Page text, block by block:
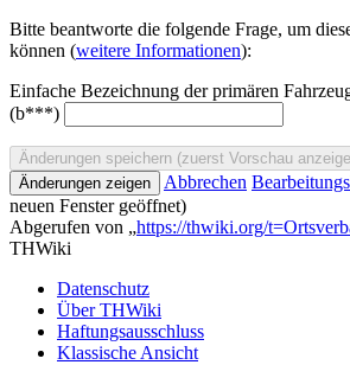
Bitte beantworte die folgende Frage, um
können (weitere Informationen):
Einfache Bezeichnung der primären
(b***)
Abbrechen
neuen Fenster geöffnet)
Abgerufen von „https://thwiki.org/
THWiki
Datenschutz
Über THWiki
Haftungsausschluss
Klassische Ansicht